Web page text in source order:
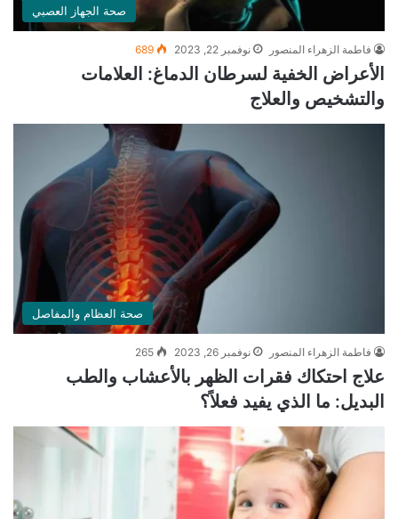
صحة الجهاز العصبي
فاطمة الزهراء المنصور نوفمبر 22, 2023 689
الأعراض الخفية لسرطان الدماغ: العلامات
والتشخيص والعلاج
صحة العظام والمفاصل
فاطمة الزهراء المنصور نوفمبر 26, 2023 265
علاج احتكاك فقرات الظهر بالأعشاب والطب
البديل: ما الذي يفيد فعلاً؟